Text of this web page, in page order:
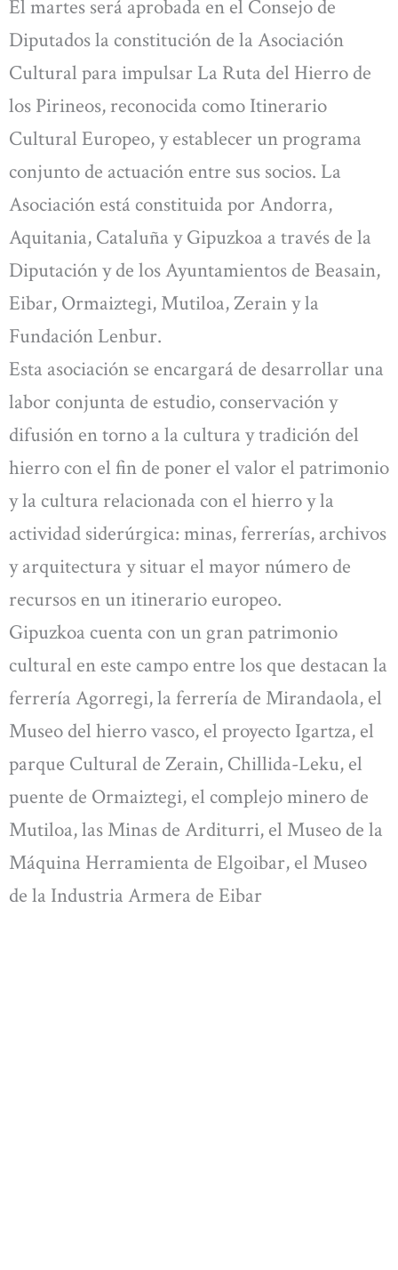
El martes será aprobada en el Consejo de
Diputados la constitución de la Asociación
Cultural para impulsar La Ruta del Hierro de
los Pirineos, reconocida como Itinerario
Cultural Europeo, y establecer un programa
conjunto de actuación entre sus socios. La
Asociación está constituida por Andorra,
Aquitania, Cataluña y Gipuzkoa a través de la
Diputación y de los Ayuntamientos de Beasain,
Eibar, Ormaiztegi, Mutiloa, Zerain y la
Fundación Lenbur.
Esta asociación se encargará de desarrollar una
labor conjunta de estudio, conservación y
difusión en torno a la cultura y tradición del
hierro con el fin de poner el valor el patrimonio
y la cultura relacionada con el hierro y la
actividad siderúrgica: minas, ferrerías, archivos
y arquitectura y situar el mayor número de
recursos en un itinerario europeo.
Gipuzkoa cuenta con un gran patrimonio
cultural en este campo entre los que destacan la
ferrería Agorregi, la ferrería de Mirandaola, el
Museo del hierro vasco, el proyecto Igartza, el
parque Cultural de Zerain, Chillida-Leku, el
puente de Ormaiztegi, el complejo minero de
Mutiloa, las Minas de Arditurri, el Museo de la
Máquina Herramienta de Elgoibar, el Museo
de la Industria Armera de Eibar